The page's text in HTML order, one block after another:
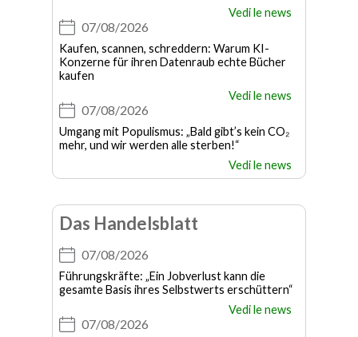
Vedi le news
07/08/2026
Kaufen, scannen, schreddern: Warum KI-
Konzerne für ihren Datenraub echte Bücher
kaufen
Vedi le news
07/08/2026
Umgang mit Populismus: „Bald gibt’s kein CO₂
mehr, und wir werden alle sterben!“
Vedi le news
Das Handelsblatt
07/08/2026
Führungskräfte: „Ein Jobverlust kann die
gesamte Basis ihres Selbstwerts erschüttern“
Vedi le news
07/08/2026